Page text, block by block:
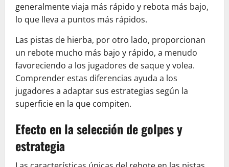
generalmente viaja más rápido y rebota más bajo,
lo que lleva a puntos más rápidos.
Las pistas de hierba, por otro lado, proporcionan
un rebote mucho más bajo y rápido, a menudo
favoreciendo a los jugadores de saque y volea.
Comprender estas diferencias ayuda a los
jugadores a adaptar sus estrategias según la
superficie en la que compiten.
Efecto en la selección de golpes y
estrategia